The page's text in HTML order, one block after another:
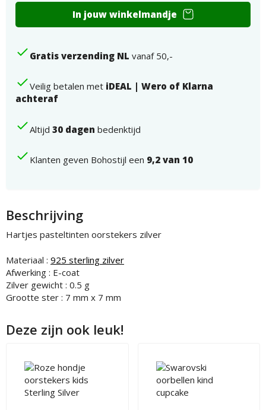
Hartjes
aantal
In jouw winkelmandje
Gratis verzending NL vanaf 50,-
Veilig betalen met iDEAL | Wero of Klarna
achteraf
Altijd 30 dagen bedenktijd
Klanten geven Bohostijl een 9,2 van 10
Beschrijving
Hartjes pasteltinten oorstekers zilver
Materiaal : 925 sterling zilver
Afwerking : E-coat
Zilver gewicht : 0.5 g
Grootte ster : 7 mm x 7 mm
Deze zijn ook leuk!